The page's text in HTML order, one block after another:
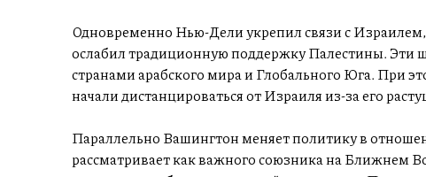
Одновременно Нью-Дели укрепил связи с
ослабил традиционную поддержку Палестины.
странами арабского мира и Глобального Юга. При
начали дистанцироваться от Израиля из-за его
Параллельно Вашингтон меняет политику в
рассматривает как важного союзника на Ближнем